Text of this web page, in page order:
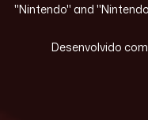
"Nintendo" and
Desenvolvido